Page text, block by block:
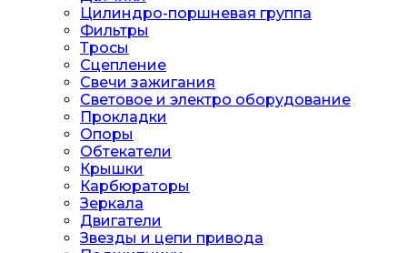
Цилиндро-поршневая группа
Фильтры
Тросы
Сцепление
Свечи зажигания
Световое и электро оборудование
Прокладки
Опоры
Обтекатели
Крышки
Карбюраторы
Зеркала
Двигатели
Звезды и цепи привода